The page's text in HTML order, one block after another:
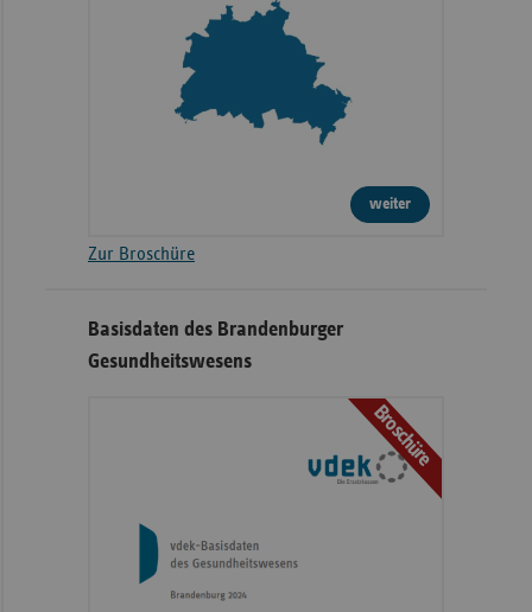
weiter
Zur Broschüre
Basisdaten des Brandenburger
Gesundheitswesens
Broschüre